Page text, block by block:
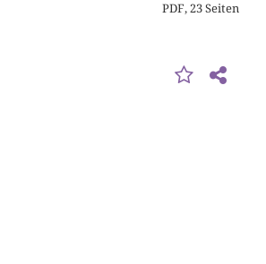
PDF, 23 Seiten